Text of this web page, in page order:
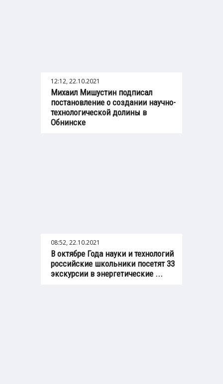
12:12, 22.10.2021
Михаил Мишустин подписал
постановление о создании научно-
технологической долины в
Обнинске
08:52, 22.10.2021
В октябре Года науки и технологий
российские школьники посетят 33
экскурсии в энергетические ...